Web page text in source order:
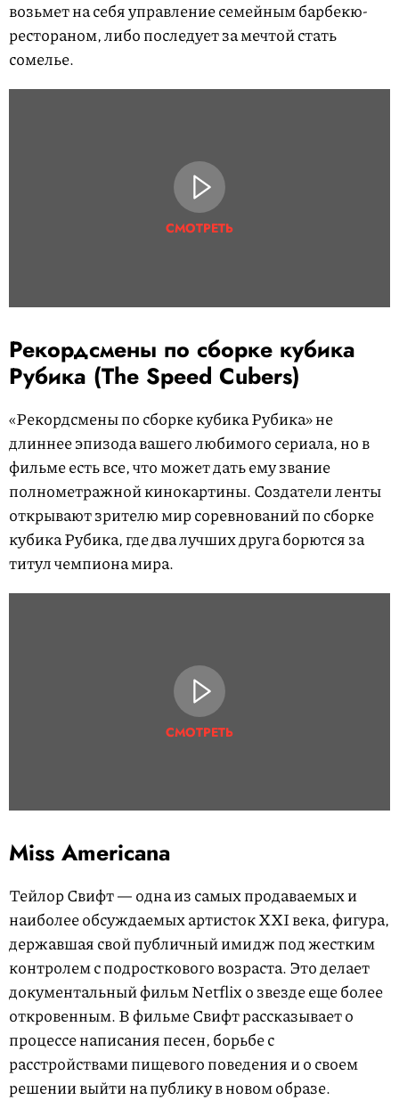
возьмет на себя управление семейным барбекю-
рестораном, либо последует за мечтой стать
сомелье.
СМОТРЕТЬ
Рекордсмены по сборке кубика
Рубика (The Speed Cubers)
«Рекордсмены по сборке кубика Рубика» не
длиннее эпизода вашего любимого сериала, но в
фильме есть все, что может дать ему звание
полнометражной кинокартины. Создатели ленты
открывают зрителю мир соревнований по сборке
кубика Рубика, где два лучших друга борются за
титул чемпиона мира.
СМОТРЕТЬ
Miss Americana
Тейлор Свифт — одна из самых продаваемых и
наиболее обсуждаемых артисток XXI века, фигура,
державшая свой публичный имидж под жестким
контролем с подросткового возраста. Это делает
документальный фильм Netflix о звезде еще более
откровенным. В фильме Свифт рассказывает о
процессе написания песен, борьбе с
расстройствами пищевого поведения и о своем
решении выйти на публику в новом образе.